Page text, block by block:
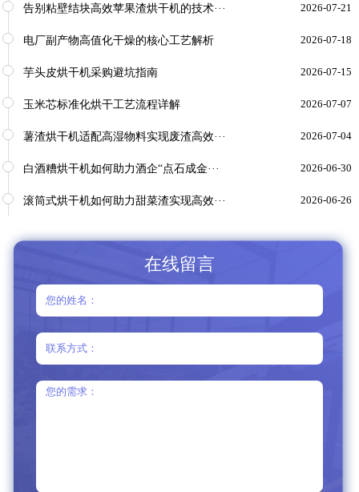
告别粘壁结块高效苹果渣烘干机的技术··· 2026-07-21
电厂副产物高值化干燥的核心工艺解析 2026-07-18
芋头皮烘干机采购避坑指南 2026-07-15
玉米芯标准化烘干工艺流程详解 2026-07-07
薯渣烘干机适配高湿物料实现废渣高效··· 2026-07-04
白酒糟烘干机如何助力酒企“点石成金··· 2026-06-30
滚筒式烘干机如何助力甜菜渣实现高效··· 2026-06-26
在线留言